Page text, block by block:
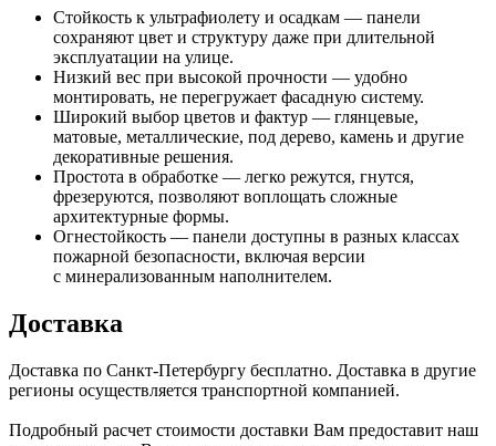
Стойкость к ультрафиолету и осадкам — панели
сохраняют цвет и структуру даже при длительной
эксплуатации на улице.
Низкий вес при высокой прочности — удобно
монтировать, не перегружает фасадную систему.
Широкий выбор цветов и фактур — глянцевые,
матовые, металлические, под дерево, камень и другие
декоративные решения.
Простота в обработке — легко режутся, гнутся,
фрезеруются, позволяют воплощать сложные
архитектурные формы.
Огнестойкость — панели доступны в разных классах
пожарной безопасности, включая версии
с минерализованным наполнителем.
Доставка
Доставка по Санкт-Петербургу бесплатно. Доставка в другие
регионы осуществляется транспортной компанией.
Подробный расчет стоимости доставки Вам предоставит наш